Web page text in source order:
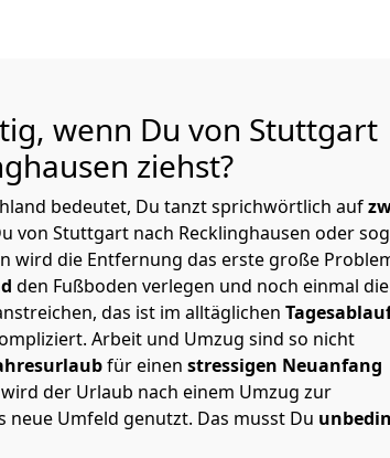
wenn Du von Stuttgart
ziehst?
bedeutet, Du tanzt sprichwörtlich auf
von Stuttgart nach Recklinghausen oder
wird die Entfernung das erste große
den Fußboden verlegen und noch einmal die
das ist im alltäglichen
Arbeit und Umzug sind so nicht
für einen stressigen Neuanfang
der Urlaub nach einem Umzug zur
neue Umfeld genutzt. Das musst Du